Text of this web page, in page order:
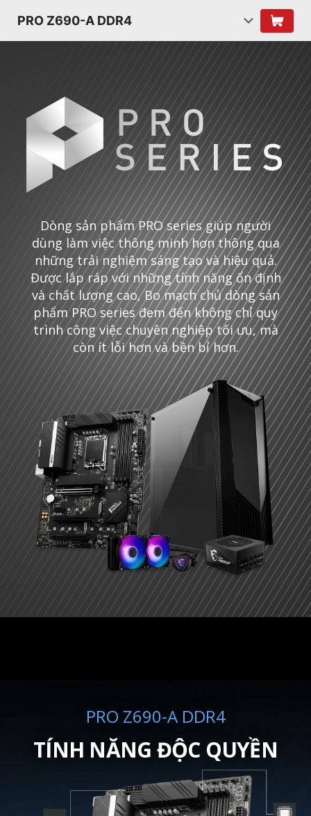
PRO Z690-A DDR4
Dòng sản phẩm PRO series giúp người
dùng làm việc thông minh hơn thông qua
những trải nghiệm sáng tạo và hiệu quả.
Được lắp ráp với những tính năng ổn định
và chất lượng cao, Bo mạch chủ dòng sản
phẩm PRO series đem đến không chỉ quy
trình công việc chuyên nghiệp tối ưu, mà
còn ít lỗi hơn và bền bỉ hơn.
PRO Z690-A DDR4
TÍNH NĂNG ĐỘC QUYỀN